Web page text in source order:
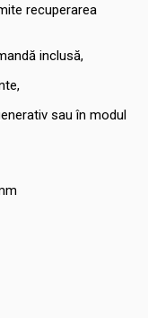
recuperarea
inclusă,
sau în modul